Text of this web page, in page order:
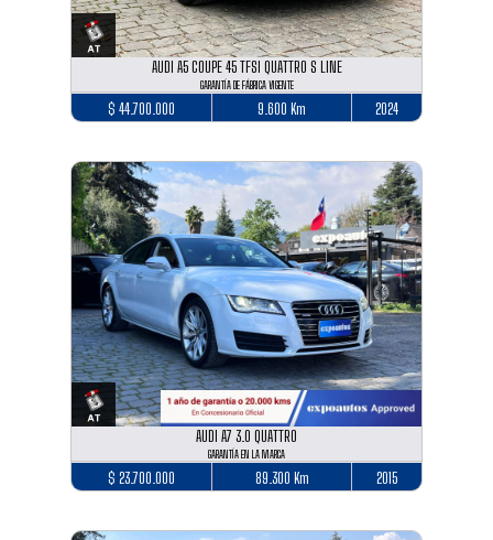
AUDI A5 COUPE 45 TFSI QUATTRO S LINE
GARANTÍA DE FÁBRICA VIGENTE
$ 44.700.000 9.600 Km 2024
AUDI A7 3.0 QUATTRO
GARANTÍA EN LA MARCA
$ 23.700.000 89.300 Km 2015